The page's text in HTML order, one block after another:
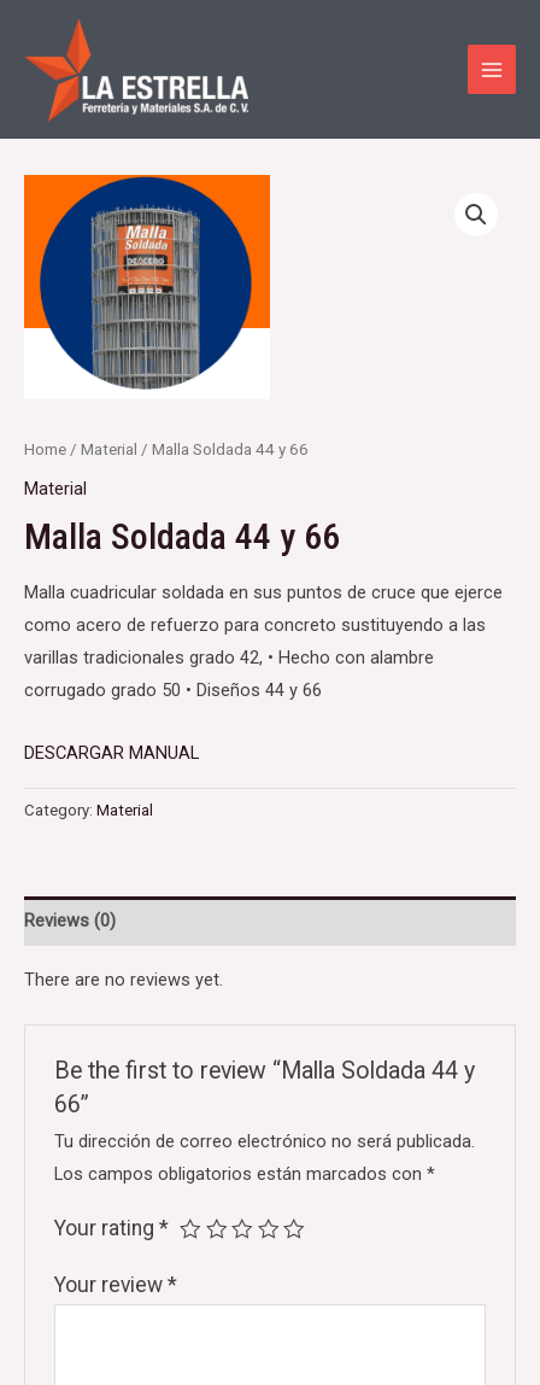
contenido
Home / Material / Malla Soldada 44 y 66
Material
Malla Soldada 44 y 66
Malla cuadricular soldada en sus puntos de cruce que ejerce
como acero de refuerzo para concreto sustituyendo a las
varillas tradicionales grado 42, • Hecho con alambre
corrugado grado 50 • Diseños 44 y 66
DESCARGAR MANUAL
Category: Material
Reviews (0)
There are no reviews yet.
Be the first to review “Malla Soldada 44 y
66”
Tu dirección de correo electrónico no será publicada.
Los campos obligatorios están marcados con*
Your rating*
Your review*